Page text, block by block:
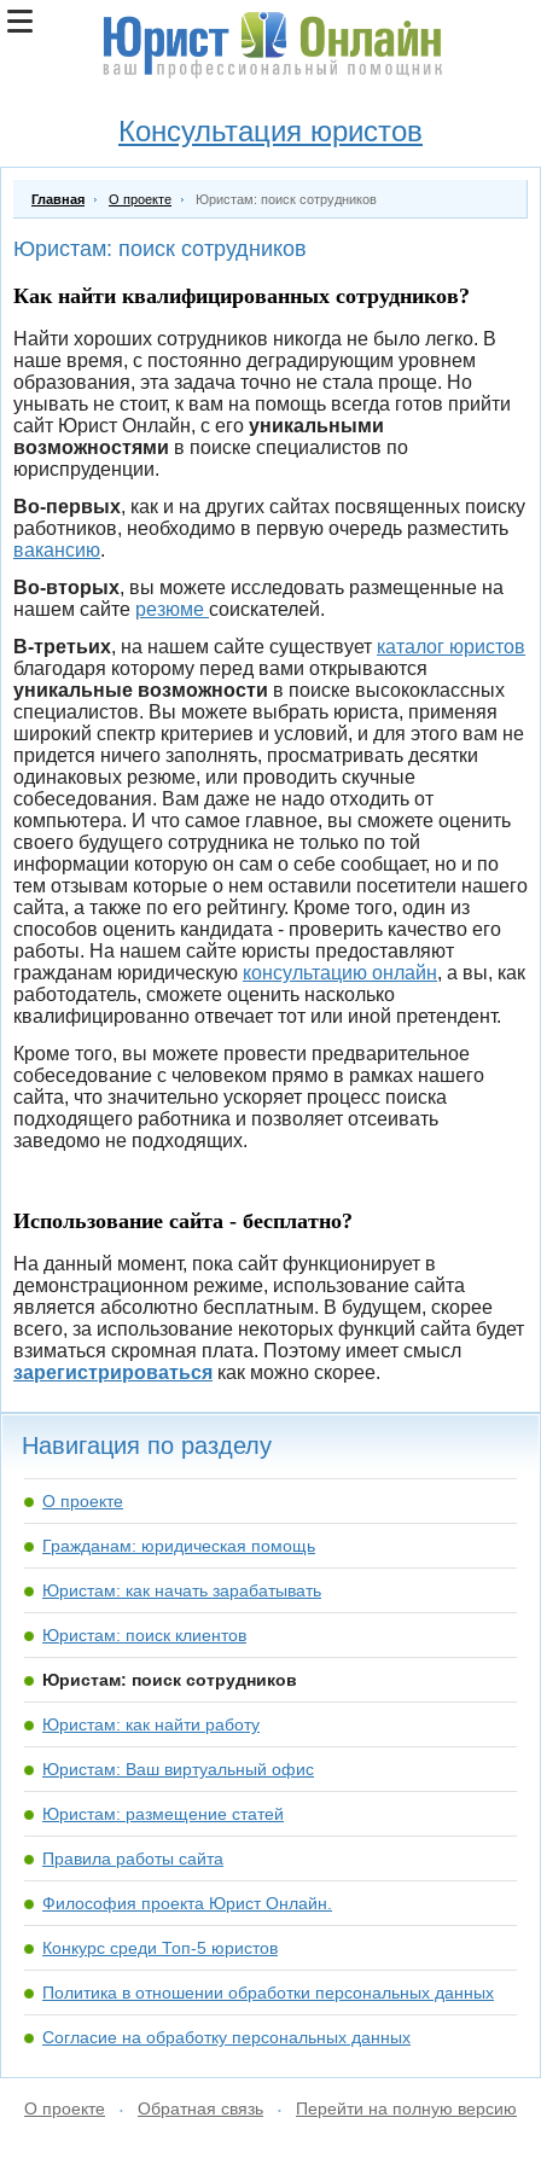
Консультация юристов
Главная О проекте Юристам: поиск сотрудников
Юристам: поиск сотрудников
Как найти квалифицированных сотрудников?
Найти хороших сотрудников никогда не было легко. В
наше время, с постоянно деградирующим уровнем
образования, эта задача точно не стала проще. Но
унывать не стоит, к вам на помощь всегда готов прийти
сайт Юрист Онлайн, с его уникальными
возможностями в поиске специалистов по
юриспруденции.
Во-первых, как и на других сайтах посвященных поиску
работников, необходимо в первую очередь разместить
вакансию.
Во-вторых, вы можете исследовать размещенные на
нашем сайте резюме соискателей.
В-третьих, на нашем сайте существует каталог юристов
благодаря которому перед вами открываются
уникальные возможности в поиске высококлассных
специалистов. Вы можете выбрать юриста, применяя
широкий спектр критериев и условий, и для этого вам не
придется ничего заполнять, просматривать десятки
одинаковых резюме, или проводить скучные
собеседования. Вам даже не надо отходить от
компьютера. И что самое главное, вы сможете оценить
своего будущего сотрудника не только по той
информации которую он сам о себе сообщает, но и по
тем отзывам которые о нем оставили посетители нашего
сайта, а также по его рейтингу. Кроме того, один из
способов оценить кандидата - проверить качество его
работы. На нашем сайте юристы предоставляют
гражданам юридическую консультацию онлайн, а вы, как
работодатель, сможете оценить насколько
квалифицированно отвечает тот или иной претендент.
Кроме того, вы можете провести предварительное
собеседование с человеком прямо в рамках нашего
сайта, что значительно ускоряет процесс поиска
подходящего работника и позволяет отсеивать
заведомо не подходящих.
Использование сайта - бесплатно?
На данный момент, пока сайт функционирует в
демонстрационном режиме, использование сайта
является абсолютно бесплатным. В будущем, скорее
всего, за использование некоторых функций сайта будет
взиматься скромная плата. Поэтому имеет смысл
зарегистрироваться как можно скорее.
Навигация по разделу
О проекте
Гражданам: юридическая помощь
Юристам: как начать зарабатывать
Юристам: поиск клиентов
Юристам: поиск сотрудников
Юристам: как найти работу
Юристам: Ваш виртуальный офис
Юристам: размещение статей
Правила работы сайта
Философия проекта Юрист Онлайн.
Конкурс среди Топ-5 юристов
Политика в отношении обработки персональных данных
Согласие на обработку персональных данных
О проекте • Обратная связь • Перейти на полную версию